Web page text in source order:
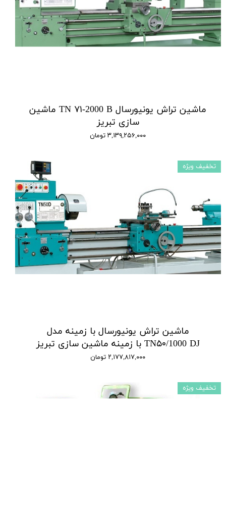
ماشین تراش یونیورسال TN ۷۱-2000 B ماشین
سازی تبریز
۳,۱۳۹,۲۵۶,۰۰۰ تومان
ماشین تراش یونیورسال با زمینه مدل
TN۵۰/1000 DJ با زمینه ماشین سازی تبریز
۲,۱۷۷,۸۱۷,۰۰۰ تومان
تخفیف ویژه
تخفیف ویژه